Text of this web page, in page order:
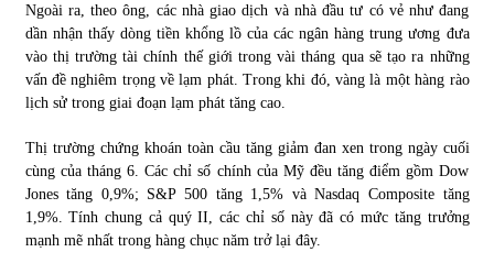
Top 10 xe bán chạy nhất tháng 9/2021
13/10/2021
Ngoài ra, theo ông, các nhà giao dịch và nhà đầu tư có vẻ như đang
dần nhận thấy dòng tiền khổng lồ của các ngân hàng trung ương đưa
vào thị trường tài chính thế giới trong vài tháng qua sẽ tạo ra những
vấn đề nghiêm trọng về lạm phát. Trong khi đó, vàng là một hàng rào
lịch sử trong giai đoạn lạm phát tăng cao.
Thị trường chứng khoán toàn cầu tăng giảm đan xen trong ngày cuối
cùng của tháng 6. Các chỉ số chính của Mỹ đều tăng điểm gồm Dow
Jones tăng 0,9%; S&P 500 tăng 1,5% và Nasdaq Composite tăng
1,9%. Tính chung cả quý II, các chỉ số này đã có mức tăng trưởng
mạnh mẽ nhất trong hàng chục năm trở lại đây.